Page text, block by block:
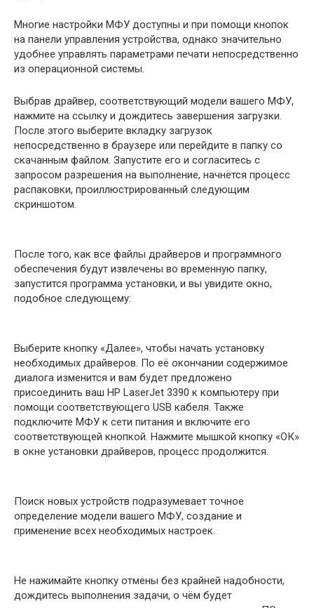
Многие настройки МФУ доступны и при помощи кнопок
на панели управления устройства, однако значительно
удобнее управлять параметрами печати непосредственно
из операционной системы.
Выбрав драйвер, соответствующий модели вашего МФУ,
нажмите на ссылку и дождитесь завершения загрузки.
После этого выберите вкладку загрузок
непосредственно в браузере или перейдите в папку со
скачанным файлом. Запустите его и согласитесь с
запросом разрешения на выполнение, начнётся процесс
распаковки, проиллюстрированный следующим
скриншотом.
После того, как все файлы драйверов и программного
обеспечения будут извлечены во временную папку,
запустится программа установки, и вы увидите окно,
подобное следующему:
Выберите кнопку «Далее», чтобы начать установку
необходимых драйверов. По её окончании содержимое
диалога изменится и вам будет предложено
присоединить ваш HP LaserJet 3390 к компьютеру при
помощи соответствующего USB кабеля. Также
подключите МФУ к сети питания и включите его
соответствующей кнопкой. Нажмите мышкой кнопку «ОК»
в окне установки драйверов, процесс продолжится.
Поиск новых устройств подразумевает точное
определение модели вашего МФУ, создание и
применение всех необходимых настроек.
Не нажимайте кнопку отмены без крайней надобности,
дождитесь выполнения задачи, о чём будет